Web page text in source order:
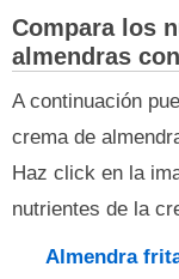
Compara los
almendras
A continuación
crema de
Haz click en la
nutrientes de la
Almendra